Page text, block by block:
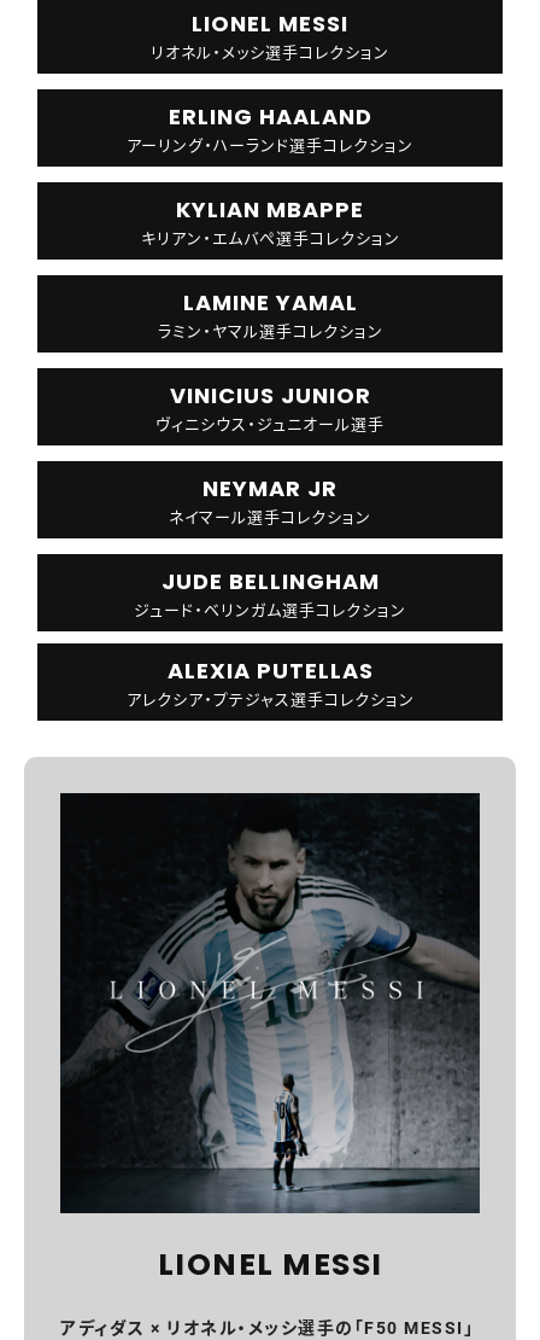
LIONEL MESSI
リオネル・メッシ選手コレクション
ERLING HAALAND
アーリング・ハーランド選手コレクション
KYLIAN MBAPPE
キリアン・エムバぺ選手コレクション
LAMINE YAMAL
ラミン・ヤマル選手コレクション
VINICIUS JUNIOR
ヴィニシウス・ジュニオール選手
NEYMAR JR
ネイマール選手コレクション
JUDE BELLINGHAM
ジュード・ベリンガム選手コレクション
ALEXIA PUTELLAS
アレクシア・プテジャス選手コレクション
LIONEL MESSI
アディダス × リオネル・メッシ選手の「F50 MESSI」